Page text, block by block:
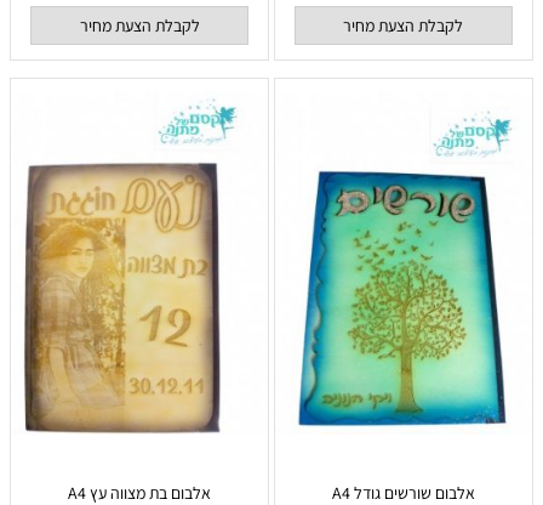
לקבלת הצעת מחיר לקבלת הצעת מחיר
אלבום שורשים גודל A4 אלבום בת מצווה עץ A4